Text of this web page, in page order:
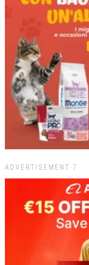
ADVERTISEMENT 7